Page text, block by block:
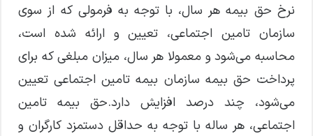
نرخ حق بیمه هر سال، با توجه به فرمولی که از سوی
سازمان تامین اجتماعی، تعیین و ارائه شده است،
محاسبه می‌شود و معمولا هر سال، میزان مبلغی که برای
پرداخت حق بیمه سازمان بیمه تامین اجتماعی تعیین
می‌شود، چند درصد افزایش دارد.حق بیمه تامین
اجتماعی، هر ساله با توجه به حداقل دستمزد کارگران و